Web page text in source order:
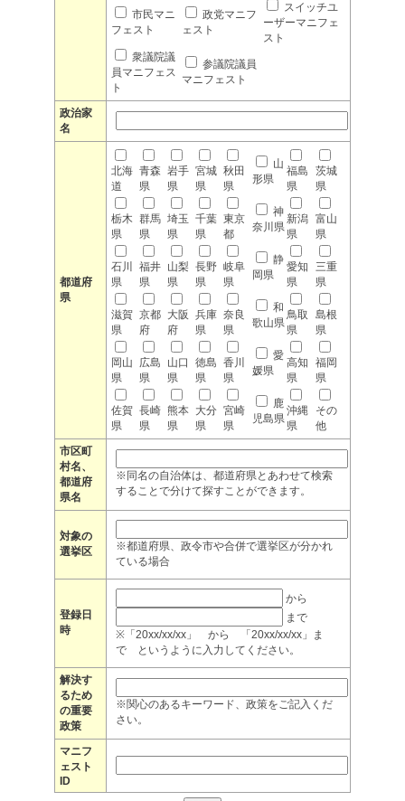
市民マニ
フェスト
政党マニフ
ェスト
スイッチユ
ーザーマニフェ
スト
衆議院議
員マニフェス
ト
参議院議員
マニフェスト
政治家
名
都道府
県
北海
道
青森
県
岩手
県
宮城
県
秋田
県
山
形県
福島
県
茨城
県
栃木
県
群馬
県
埼玉
県
千葉
県
東京
都
神
奈川県
新潟
県
富山
県
石川
県
福井
県
山梨
県
長野
県
岐阜
県
静
岡県
愛知
県
三重
県
滋賀
県
京都
府
大阪
府
兵庫
県
奈良
県
和
歌山県
鳥取
県
島根
県
岡山
県
広島
県
山口
県
徳島
県
香川
県
愛
媛県
高知
県
福岡
県
佐賀
県
長崎
県
熊本
県
大分
県
宮崎
県
鹿
児島県
沖縄
県
その
他
市区町
村名、
都道府
県名
※同名の自治体は、都道府県とあわせて検索
することで分けて探すことができます。
対象の
選挙区
※都道府県、政令市や合併で選挙区が分かれ
ている場合
登録日
時
から
まで
※「20xx/xx/xx」 から 「20xx/xx/xx」ま
で というように入力してください。
解決す
るため
の重要
政策
※関心のあるキーワード、政策をご記入くだ
さい。
マニフ
ェスト
ID